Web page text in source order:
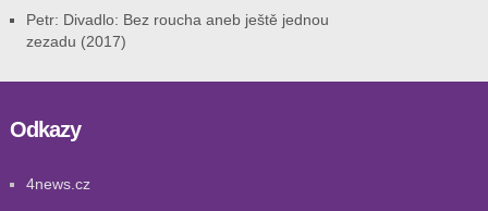
Petr: Divadlo: Bez roucha aneb ještě jednou
zezadu (2017)
Odkazy
4news.cz